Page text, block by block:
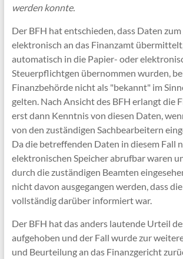
werden konnte.
Der BFH hat entschieden, dass Daten
elektronisch an das Finanzamt
automatisch in die Papier- oder
Steuerpflichtgen übernommen wurden,
Finanzbehörde nicht als "bekannt" im
gelten. Nach Ansicht des BFH erlangt die
erst dann Kenntnis von diesen Daten,
von den zuständigen Sachbearbeitern
Da die betreffenden Daten in diesem Fall
elektronischen Speicher abrufbar waren
durch die zuständigen Beamten
nicht davon ausgegangen werden, dass
vollständig darüber informiert war.
Der BFH hat das anders lautende Urteil
aufgehoben und der Fall wurde zur
und Beurteilung an das Finanzgericht